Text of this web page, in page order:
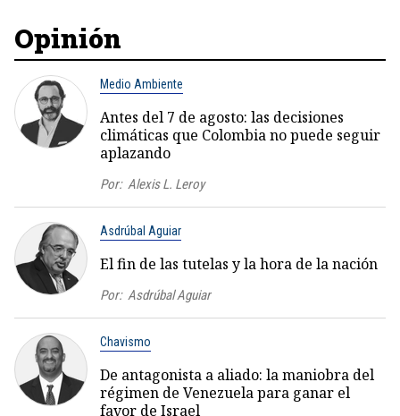
Opinión
Medio Ambiente
Antes del 7 de agosto: las decisiones
climáticas que Colombia no puede seguir
aplazando
Por: Alexis L. Leroy
Asdrúbal Aguiar
El fin de las tutelas y la hora de la nación
Por: Asdrúbal Aguiar
Chavismo
De antagonista a aliado: la maniobra del
régimen de Venezuela para ganar el
favor de Israel